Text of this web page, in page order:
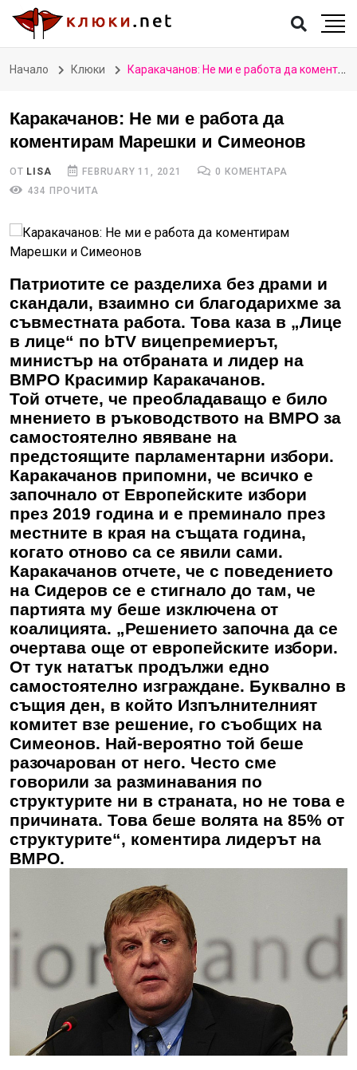
Начало Клюки Каракачанов: Не ми е работа да коментирам Марешки и Симеонов
Каракачанов: Не ми е работа да
коментирам Марешки и Симеонов
ОТ LISA FEBRUARY 11, 2021
0 КОМЕНТАРА
434 ПРОЧИТА
Патриотите се разделиха без драми и
скандали, взаимно си благодарихме за
съвместната работа. Това каза в „Лице
в лице“ по bTV вицепремиерът,
министър на отбраната и лидер на
ВМРО Красимир Каракачанов.
Той отчете, че преобладаващо е било
мнението в ръководството на ВМРО за
самостоятелно явяване на
предстоящите парламентарни избори.
Каракачанов припомни, че всичко е
започнало от Европейските избори
през 2019 година и е преминало през
местните в края на същата година,
когато отново са се явили сами.
Каракачанов отчете, че с поведението
на Сидеров се е стигнало до там, че
партията му беше изключена от
коалицията. „Решението започна да се
очертава още от европейските избори.
От тук нататък продължи едно
самостоятелно изграждане. Буквално в
същия ден, в който Изпълнителният
комитет взе решение, го съобщих на
Симеонов. Най-вероятно той беше
разочарован от него. Често сме
говорили за разминавания по
структурите ни в страната, но не това е
причината. Това беше волята на 85% от
структурите“, коментира лидерът на
ВМРО.